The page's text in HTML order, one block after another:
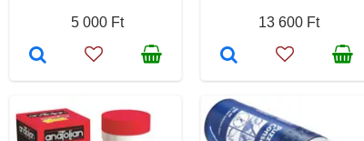
5 000 Ft
13 600 Ft